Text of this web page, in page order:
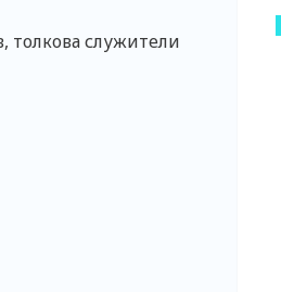
толкова служители